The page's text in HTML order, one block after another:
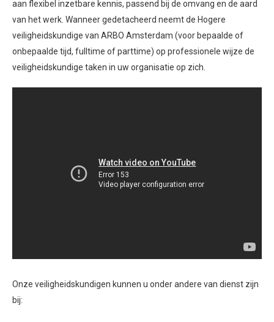
aan flexibel inzetbare kennis, passend bij de omvang en de aard
van het werk. Wanneer gedetacheerd neemt de Hogere
veiligheidskundige van ARBO Amsterdam (voor bepaalde of
onbepaalde tijd, fulltime of parttime) op professionele wijze de
veiligheidskundige taken in uw organisatie op zich.
Onze veiligheidskundigen kunnen u onder andere van dienst zijn
bij: